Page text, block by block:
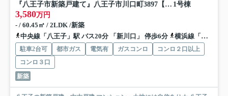
『八王子市新築戸建て』八王子市川口町3897【仲介手数料無料】 ２３－３期 1号棟
3,580万円
- / 60.45㎡ / 2LDK /新築
中央線「八王子」駅 バス20分 「新川口」 停歩6分
横浜線「八王子」駅 バス20分 「新川口」 停歩6分
駐車2台可 都市ガス 電気有 ガスコンロ
コンロ２口以上
コンロ３口
新築